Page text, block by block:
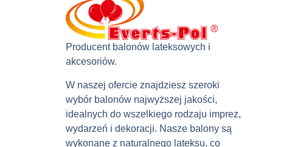
Producent balonów lateksowych i
akcesoriów.
W naszej ofercie znajdziesz szeroki
wybór balonów najwyższej jakości,
idealnych do wszelkiego rodzaju imprez,
wydarzeń i dekoracji. Nasze balony są
wykonane z naturalnego lateksu, co